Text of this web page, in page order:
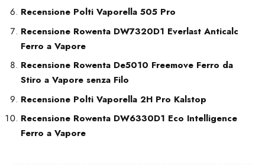
Recensione Polti Vaporella 505 Pro
Recensione Rowenta DW7320D1 Everlast Anticalc
Ferro a Vapore
Recensione Rowenta De5010 Freemove Ferro da
Stiro a Vapore senza Filo
Recensione Polti Vaporella 2H Pro Kalstop
Recensione Rowenta DW6330D1 Eco Intelligence
Ferro a Vapore